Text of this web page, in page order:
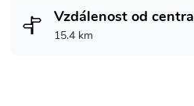
Vzdálenost od centra
15.4 km